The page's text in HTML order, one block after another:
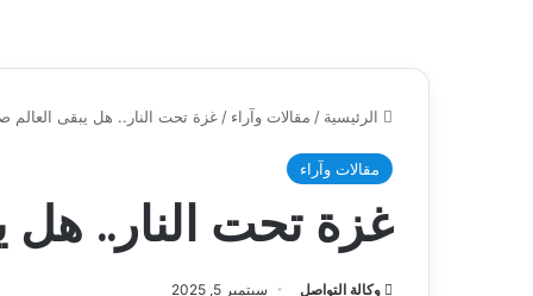
الرئيسية / مقالات وآراء / غزة تحت النار.. هل يبقى العالم
مقالات وآراء
غزة تحت النار.. هل
وكالة التواصل سبتمبر 5, 2025